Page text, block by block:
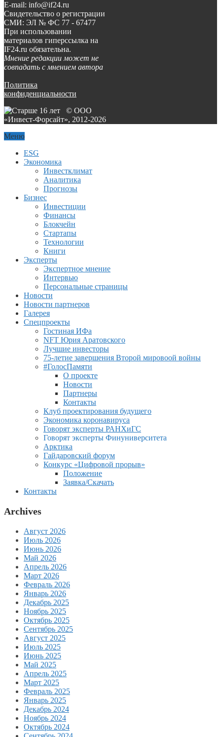
E-mail: info@if24.ru
Свидетельство о регистрации
СМИ: ЭЛ № ФС 77 - 67477
При использовании
материалов гиперссылка на
IF24.ru обязательна.
Мнение редакции может не
совпадать с мнением автора
Политика
конфиденциальности
© ООО
«Инвест-Форсайт», 2012-2026
Меню
ESG
Экономика
Инвестклимат
Аналитика
Прогнозы
Бизнес
Инвестиции
Финансы
Блокчейн
Стартапы
Технологии
Книги
Эксперты
Экспертное мнение
Интервью
Персональные страницы
Новости
Новости партнеров
Галерея
Спецпроекты
Гостиная ИФа
NFT Юрия Аратовского
Лучшие инвесторы
75-летие завершения Второй мировоой войны
#ГолосПамяти
О проекте
Новости
Партнеры
Контакты
Клуб проектирования будущего
Экономика коронавируса
Говорят эксперты РАНХиГС
Говорят эксперты Финуниверситета
Арктика
Гайдаровский форум
Конкурс «Цифровой прорыв»
Положение
Заявка/Скачать
Контакты
Archives
Август 2026
Июль 2026
Июнь 2026
Май 2026
Апрель 2026
Март 2026
Февраль 2026
Январь 2026
Декабрь 2025
Ноябрь 2025
Октябрь 2025
Сентябрь 2025
Август 2025
Июль 2025
Июнь 2025
Май 2025
Апрель 2025
Март 2025
Февраль 2025
Январь 2025
Декабрь 2024
Ноябрь 2024
Октябрь 2024